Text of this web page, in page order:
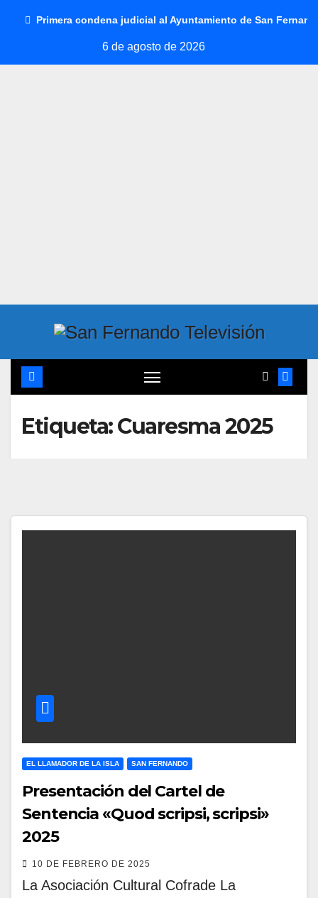
Primera condena judicial al Ayuntamiento de San
6 de agosto de 2026
Etiqueta:Cuaresma 2025
EL LLAMADOR DE LA ISLA SAN FERNANDO
Presentación del Cartel de
Sentencia «Quod scripsi, scripsi»
2025
10 DE FEBRERO DE 2025
La Asociación Cultural Cofrade La